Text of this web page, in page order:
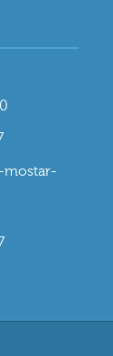
mostar-